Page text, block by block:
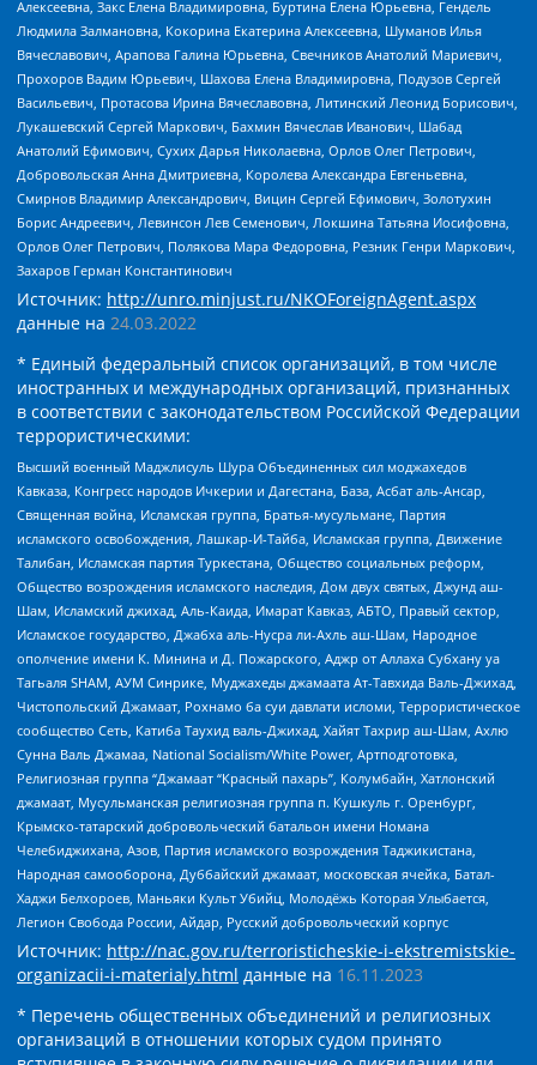
Алексеевна, Закс Елена Владимировна, Буртина Елена Юрьевна, Гендель
Людмила Залмановна, Кокорина Екатерина Алексеевна, Шуманов Илья
Вячеславович, Арапова Галина Юрьевна, Свечников Анатолий Мариевич,
Прохоров Вадим Юрьевич, Шахова Елена Владимировна, Подузов Сергей
Васильевич, Протасова Ирина Вячеславовна, Литинский Леонид Борисович,
Лукашевский Сергей Маркович, Бахмин Вячеслав Иванович, Шабад
Анатолий Ефимович, Сухих Дарья Николаевна, Орлов Олег Петрович,
Добровольская Анна Дмитриевна, Королева Александра Евгеньевна,
Смирнов Владимир Александрович, Вицин Сергей Ефимович, Золотухин
Борис Андреевич, Левинсон Лев Семенович, Локшина Татьяна Иосифовна,
Орлов Олег Петрович, Полякова Мара Федоровна, Резник Генри Маркович,
Захаров Герман Константинович
Источник: http://unro.minjust.ru/NKOForeignAgent.aspx
данные на 24.03.2022
* Единый федеральный список организаций, в том числе
иностранных и международных организаций, признанных
в соответствии с законодательством Российской Федерации
террористическими:
Высший военный Маджлисуль Шура Объединенных сил моджахедов
Кавказа, Конгресс народов Ичкерии и Дагестана, База, Асбат аль-Ансар,
Священная война, Исламская группа, Братья-мусульмане, Партия
исламского освобождения, Лашкар-И-Тайба, Исламская группа, Движение
Талибан, Исламская партия Туркестана, Общество социальных реформ,
Общество возрождения исламского наследия, Дом двух святых, Джунд аш-
Шам, Исламский джихад, Аль-Каида, Имарат Кавказ, АБТО, Правый сектор,
Исламское государство, Джабха аль-Нусра ли-Ахль аш-Шам, Народное
ополчение имени К. Минина и Д. Пожарского, Аджр от Аллаха Субхану уа
Тагьаля SHAM, АУМ Синрике, Муджахеды джамаата Ат-Тавхида Валь-Джихад,
Чистопольский Джамаат, Рохнамо ба суи давлати исломи, Террористическое
сообщество Сеть, Катиба Таухид валь-Джихад, Хайят Тахрир аш-Шам, Ахлю
Сунна Валь Джамаа, National Socialism/White Power, Артподготовка,
Религиозная группа “Джамаат “Красный пахарь”, Колумбайн, Хатлонский
джамаат, Мусульманская религиозная группа п. Кушкуль г. Оренбург,
Крымско-татарский добровольческий батальон имени Номана
Челебиджихана, Азов, Партия исламского возрождения Таджикистана,
Народная самооборона, Дуббайский джамаат, московская ячейка, Батал-
Хаджи Белхороев, Маньяки Культ Убийц, Молодёжь Которая Улыбается,
Легион Свобода России, Айдар, Русский добровольческий корпус
Источник: http://nac.gov.ru/terroristicheskie-i-ekstremistskie-
organizacii-i-materialy.html данные на 16.11.2023
* Перечень общественных объединений и религиозных
организаций в отношении которых судом принято